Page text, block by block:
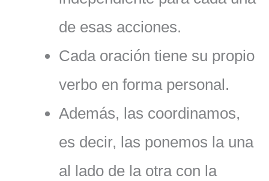
de esas acciones.
Cada oración tiene su propio
verbo en forma personal.
Además, las coordinamos,
es decir, las ponemos la una
al lado de la otra con la